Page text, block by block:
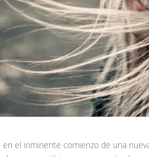
en el inminente comienzo de una